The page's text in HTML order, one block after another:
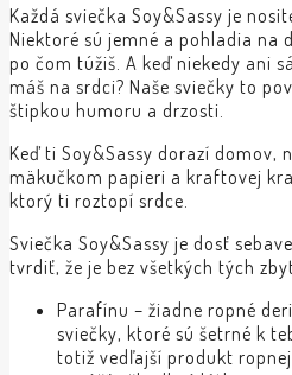
Každá sviečka Soy&Sassy je
Niektoré sú jemné a pohladia na
po čom túžiš. A keď niekedy ani
máš na srdci? Naše sviečky to
štipkou humoru a drzosti.
Keď ti Soy&Sassy dorazí domov,
mäkučkom papieri a kraftovej
ktorý ti roztopí srdce.
Sviečka Soy&Sassy je dosť
tvrdiť, že je bez všetkých tých
Parafínu – žiadne ropné
sviečky, ktoré sú šetrné k
totiž vedľajší produkt